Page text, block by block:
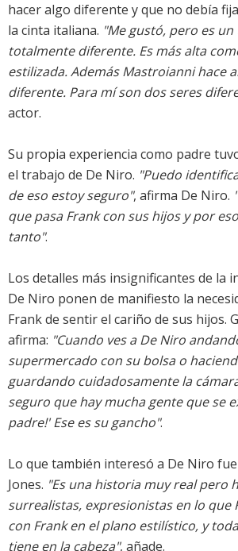
hacer algo diferente y que no debía
la cinta italiana. "Me gustó, pero es
totalmente diferente. Es más alta
estilizada. Además Mastroianni hace
diferente. Para mí son dos seres
actor.
Su propia experiencia como padre
el trabajo de De Niro. "Puedo
de eso estoy seguro", afirma De Niro.
que pasa Frank con sus hijos y por
tanto".
Los detalles más insignificantes de la
De Niro ponen de manifiesto la
Frank de sentir el cariño de sus hijos.
afirma: "Cuando ves a De Niro
supermercado con su bolsa o
guardando cuidadosamente la
seguro que hay mucha gente que se
padre!' Ese es su gancho".
Lo que también interesó a De Niro
Jones. "Es una historia muy real pero
surrealistas, expresionistas en lo que
con Frank en el plano estilístico, y
tiene en la cabeza", añade.